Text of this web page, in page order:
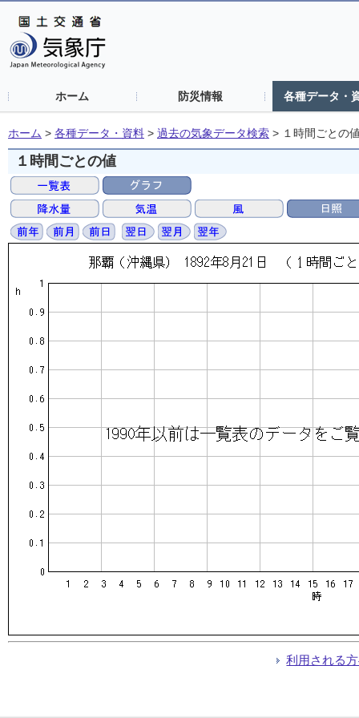
ホーム 防災情報 各種データ・
ホーム > 各種データ・資料 > 過去の気象データ検索 > １時間ごとの
１時間ごとの値
利用される